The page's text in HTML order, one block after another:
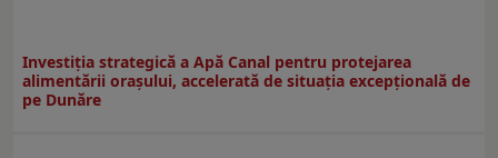
Investiția strategică a Apă Canal pentru protejarea
alimentării orașului, accelerată de situația excepțională de
pe Dunăre